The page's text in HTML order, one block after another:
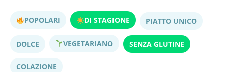
POPOLARI DI STAGIONE PIATTO UNICO
DOLCE VEGETARIANO SENZA GLUTINE
COLAZIONE